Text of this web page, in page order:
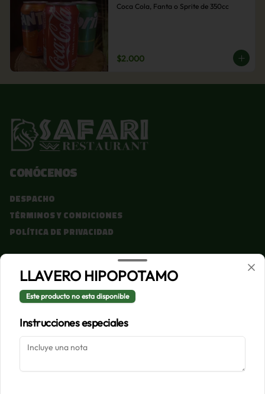
Coca Cola, Fanta o Sprite de 350cc
$2.000
Conócenos
Despacho
Términos y condiciones
Política de privacidad
Redes sociales
Instagram
Facebook
Mi cuenta
Iniciar sesión
LLAVERO HIPOPOTAMO
Este producto no esta disponible
Instrucciones especiales